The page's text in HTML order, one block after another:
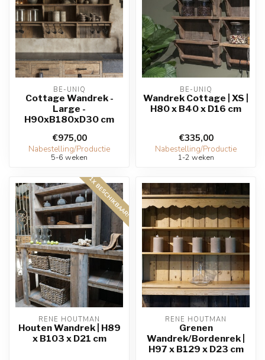
BE-UNIQ
Cottage Wandrek -
Large -
H90xB180xD30 cm
€975,00
Nabestelling/Productie
5-6 weken
BE-UNIQ
Wandrek Cottage | XS |
H80 x B40 x D16 cm
€335,00
Nabestelling/Productie
1-2 weken
1X BESCHIKBAAR!
RENE HOUTMAN
Houten Wandrek | H89
x B103 x D21 cm
RENE HOUTMAN
Grenen
Wandrek/Bordenrek |
H97 x B129 x D23 cm